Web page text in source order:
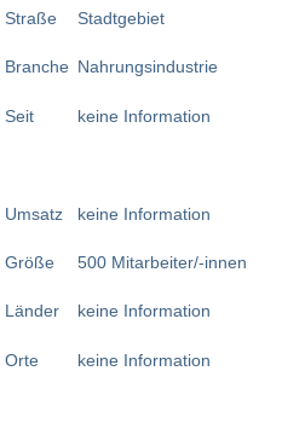
Straße
Branche
Seit
Umsatz
Größe
Länder
Orte
Stadtgebiet
Nahrungsindustrie
keine Information
keine Information
500 Mitarbeiter/-innen
keine Information
keine Information